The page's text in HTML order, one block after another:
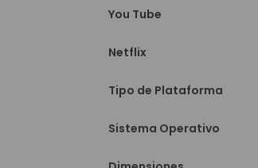
You Tube
Netflix
Tipo de Plataforma
Sistema Operativo